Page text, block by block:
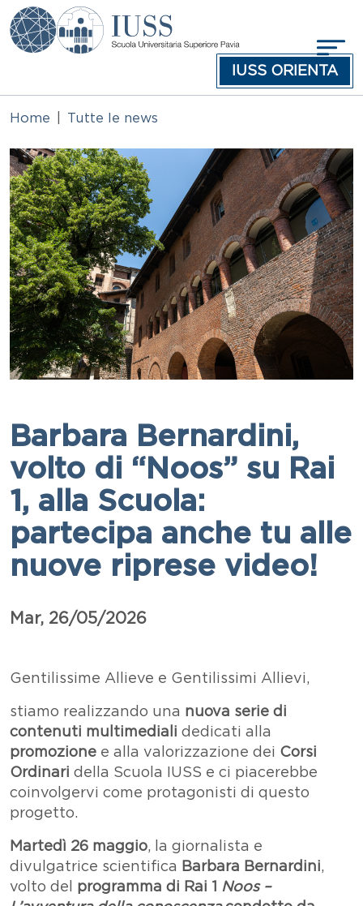
Salta al contenuto principale
IUSS ORIENTA
Home Tutte le news
Immagine
Barbara Bernardini,
volto di “Noos” su Rai
1, alla Scuola:
partecipa anche tu alle
nuove riprese video!
Data
Mar, 26/05/2026
Paragrafo
Testo
Gentilissime Allieve e Gentilissimi Allievi,
stiamo realizzando una nuova serie di
contenuti multimediali dedicati alla
promozione e alla valorizzazione dei Corsi
Ordinari della Scuola IUSS e ci piacerebbe
coinvolgervi come protagonisti di questo
progetto.
Martedì 26 maggio, la giornalista e
divulgatrice scientifica Barbara Bernardini,
volto del programma di Rai 1 Noos –